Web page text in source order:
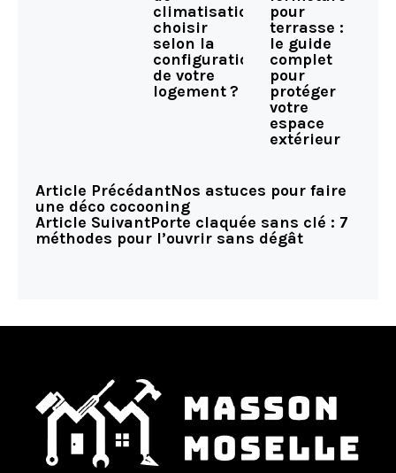
climatisation
choisir
selon la
configuration
de votre
logement ?
pour
terrasse :
le guide
complet
pour
protéger
votre
espace
extérieur
Article PrécédantNos astuces pour faire
une déco cocooning
Article SuivantPorte claquée sans clé : 7
méthodes pour l’ouvrir sans dégât